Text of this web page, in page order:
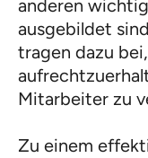
anderen
ausgebildet
tragen dazu
Mitarbeiter zu
Zu einem